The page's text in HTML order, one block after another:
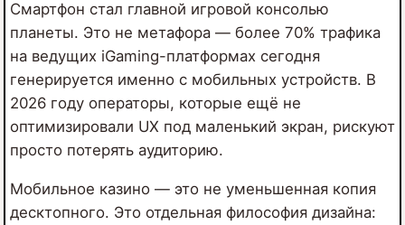
Смартфон стал главной игровой консолью
планеты. Это не метафора — более 70% трафика
на ведущих iGaming-платформах сегодня
генерируется именно с мобильных устройств. В
2026 году операторы, которые ещё не
оптимизировали UX под маленький экран, рискуют
просто потерять аудиторию.
Мобильное казино — это не уменьшенная копия
десктопного. Это отдельная философия дизайна: